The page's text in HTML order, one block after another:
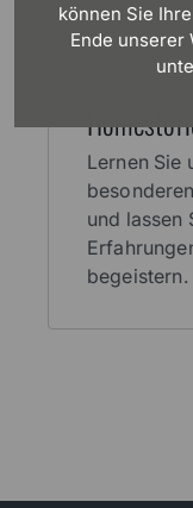
können Sie
Ende unserer
Lernen Sie
und lassen
begeistern.